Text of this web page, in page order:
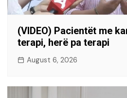
(VIDEO) Pacientët me
terapi, herë pa terapi
August 6, 2026